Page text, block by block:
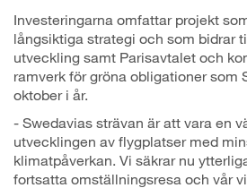
Investeringarna omfattar projekt
långsiktiga strategi och som bidrar
utveckling samt Parisavtalet och
ramverk för gröna obligationer som
oktober i år.
- Swedavias strävan är att vara en
utvecklingen av flygplatser med
klimatpåverkan. Vi säkrar nu
fortsatta omställningsresa och vår